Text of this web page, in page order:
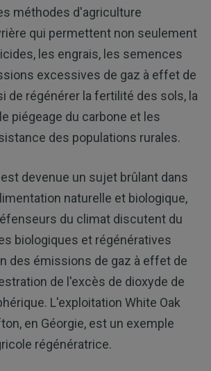
méthodes d'agriculture
qui permettent non seulement
les engrais, les semences
excessives de gaz à effet de
de régénérer la fertilité des sols, la
piégeage du carbone et les
des populations rurales.
devenue un sujet brûlant dans
naturelle et biologique,
du climat discutent du
biologiques et régénératives
des émissions de gaz à effet de
de l'excès de dioxyde de
L'exploitation White Oak
en Géorgie, est un exemple
régénératrice.